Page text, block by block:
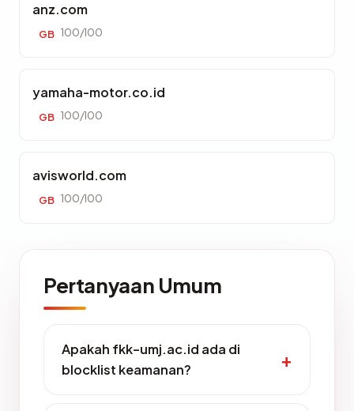
anz.com
GB 100/100
yamaha-motor.co.id
GB 100/100
avisworld.com
GB 100/100
Pertanyaan Umum
Apakah fkk-umj.ac.id ada di
blocklist keamanan?